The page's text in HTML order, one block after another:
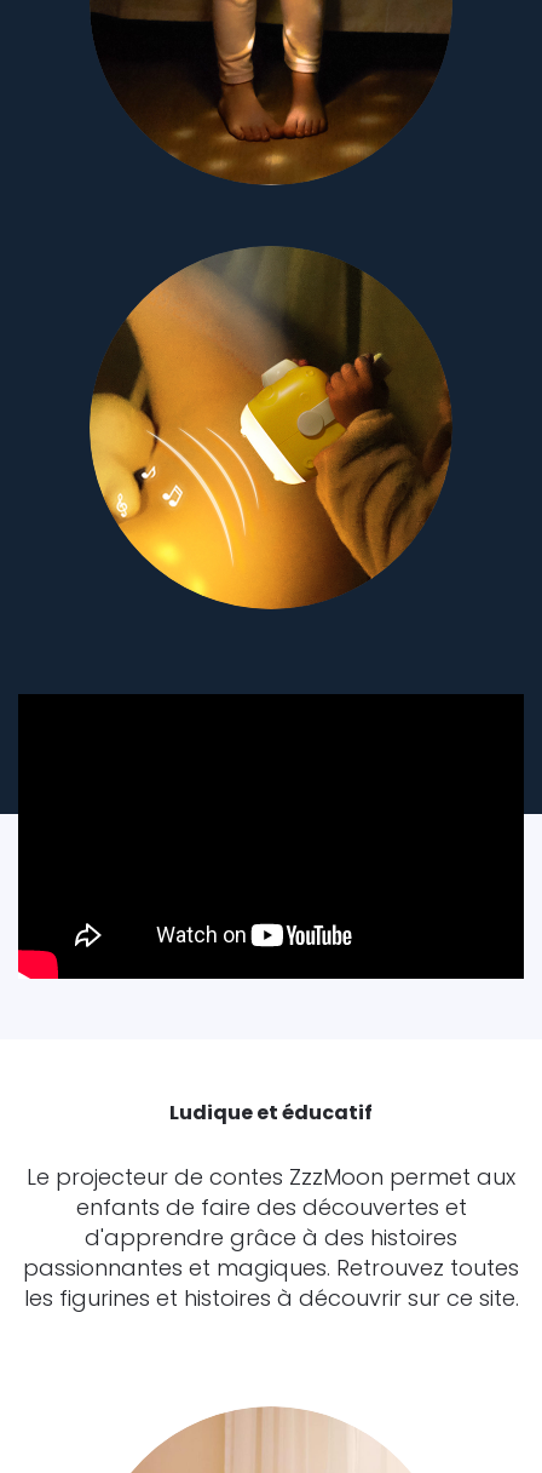
Ludique et éducatif​
Le projecteur de contes ZzzMoon permet aux
enfants de faire des découvertes et
d'apprendre grâce à des histoires
passionnantes et magiques. Retrouvez toutes
les figurines et histoires à découvrir sur ce site.